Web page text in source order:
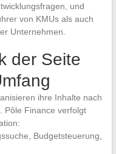
und
von KMUs als auch
Unternehmen.
der Seite
ihre Inhalte nach
Pôle Finance verfolgt
Budgetsteuerung,